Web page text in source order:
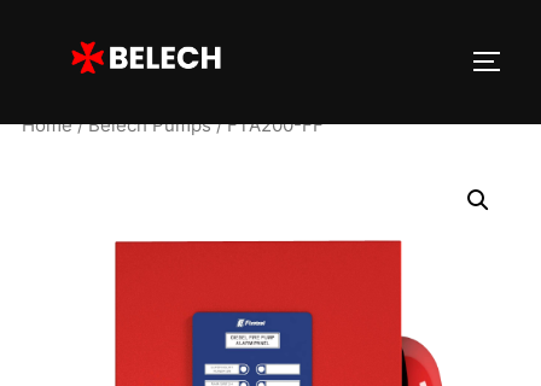
Home/Belech Pumps/ FTA200-FF